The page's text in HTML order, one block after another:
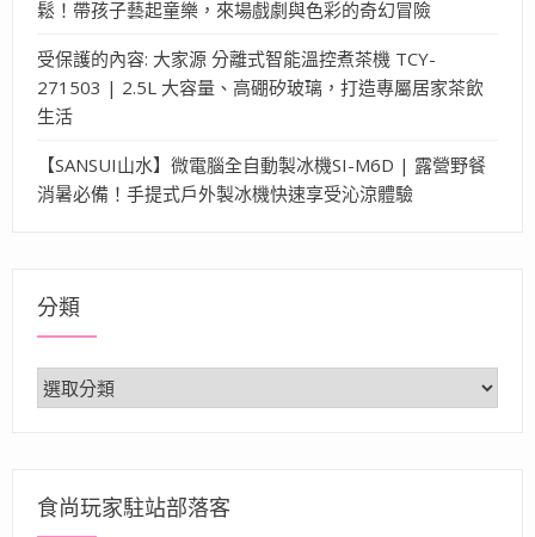
鬆！帶孩子藝起童樂，來場戲劇與色彩的奇幻冒險
受保護的內容: 大家源 分離式智能溫控煮茶機 TCY-
271503 | 2.5L 大容量、高硼矽玻璃，打造專屬居家茶飲
生活
【SANSUI山水】微電腦全自動製冰機SI-M6D | 露營野餐
消暑必備！手提式戶外製冰機快速享受沁涼體驗
分類
分
類
食尚玩家駐站部落客